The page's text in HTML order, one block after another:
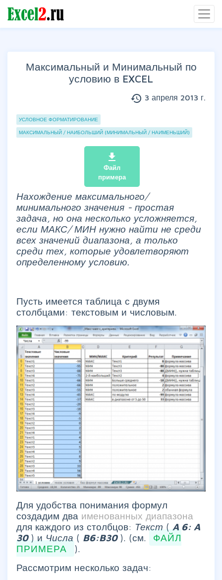
Максимальный и Минимальный по
условию в EXCEL
history 3 апреля 2013 г.
Группы статей
УСЛОВНОЕ ФОРМАТИРОВАНИЕ
МАКСИМАЛЬНЫЙ / НАИБОЛЬШИЙ (МИНИМАЛЬНЫЙ / НАИМЕНЬШИЙ)
file_download
Файл
примера
Нахождение максимального/
минимального значения - простая
задача, но она несколько усложняется,
если МАКС/ МИН нужно найти не среди
всех значений диапазона, а только
среди тех, которые удовлетворяют
определенному условию.
Пусть имеется таблица с двумя
столбцами: текстовым и числовым.
Для удобства понимания формул
создадим два именованных диапазона
для каждого из столбцов: Текст ( A 6: A
30 ) и Числа ( B6:B30 ). (см.
ФАЙЛ
ПРИМЕРА
).
Рассмотрим несколько задач: